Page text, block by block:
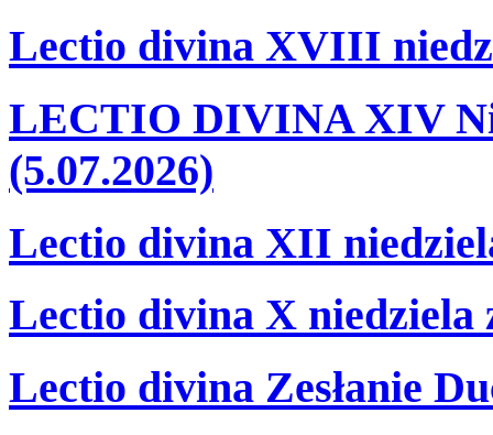
Lectio divina XVIII
LECTIO DIVINA XIV
(5.07.2026)
Lectio divina XII
Lectio divina X niedziela
Lectio divina Zesłanie